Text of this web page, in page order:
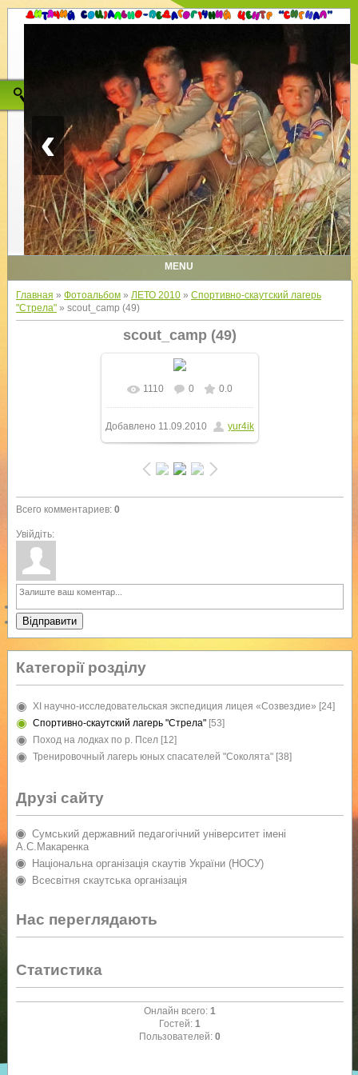
‹
MENU
Главная » Фотоальбом» ЛЕТО 2010» Спортивно-скаутский лагерь
"Стрела"» scout_camp (49)
scout_camp (49)
В реальном размере
1024x768/ 317.4Kb
1110 0 0.0
Добавлено 11.09.2010 yur4ik
Всего комментариев: 0
Увійдіть:
Відправити
Категорії розділу
XI научно-исследовательская экспедиция лицея «Созвездие» [24]
Спортивно-скаутский лагерь "Стрела" [53]
Поход на лодках по р. Псел [12]
Тренировочный лагерь юных спасателей "Соколята" [38]
Друзі сайту
Сумський державний педагогічний університет імені
А.С.Макаренка
Національна організація скаутів України (НОСУ)
Всесвітня скаутська організація
Нас переглядають
Статистика
Онлайн всего: 1
Гостей: 1
Пользователей: 0